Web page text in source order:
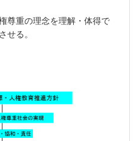
重の理念を理解・体得で
せる。